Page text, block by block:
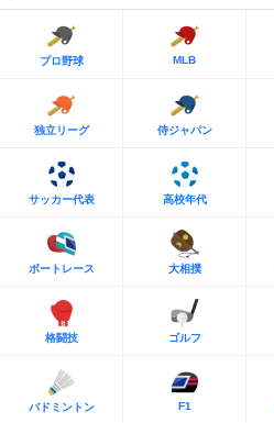
プロ野球 MLB
独立リーグ 侍ジャパン
サッカー代表 高校年代
ボートレース 大相撲
格闘技 ゴルフ
バドミントン F1